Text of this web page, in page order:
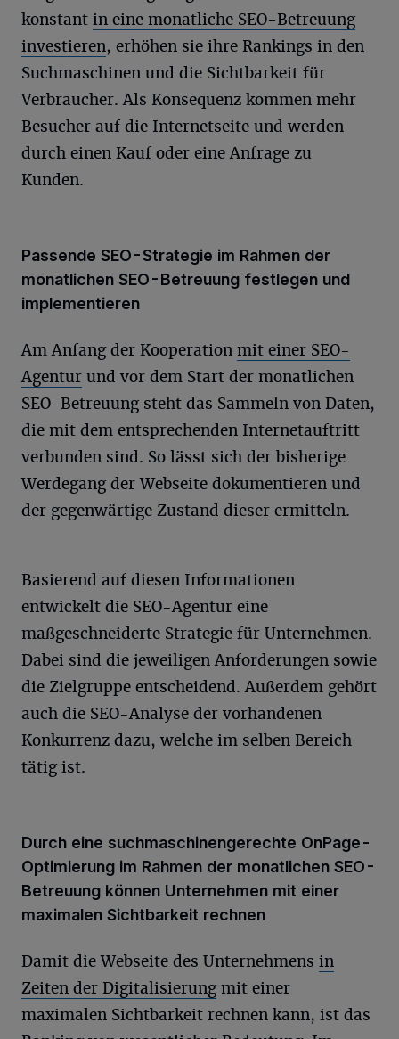
konstant in eine monatliche SEO-Betreuung
investieren, erhöhen sie ihre Rankings in den
Suchmaschinen und die Sichtbarkeit für
Verbraucher. Als Konsequenz kommen mehr
Besucher auf die Internetseite und werden
durch einen Kauf oder eine Anfrage zu
Kunden.
Passende SEO-Strategie im Rahmen der
monatlichen SEO-Betreuung festlegen und
implementieren
Am Anfang der Kooperation mit einer SEO-
Agentur und vor dem Start der monatlichen
SEO-Betreuung steht das Sammeln von Daten,
die mit dem entsprechenden Internetauftritt
verbunden sind. So lässt sich der bisherige
Werdegang der Webseite dokumentieren und
der gegenwärtige Zustand dieser ermitteln.
Basierend auf diesen Informationen
entwickelt die SEO-Agentur eine
maßgeschneiderte Strategie für Unternehmen.
Dabei sind die jeweiligen Anforderungen sowie
die Zielgruppe entscheidend. Außerdem gehört
auch die SEO-Analyse der vorhandenen
Konkurrenz dazu, welche im selben Bereich
tätig ist.
Durch eine suchmaschinengerechte OnPage-
Optimierung im Rahmen der monatlichen SEO-
Betreuung können Unternehmen mit einer
maximalen Sichtbarkeit rechnen
Damit die Webseite des Unternehmens in
Zeiten der Digitalisierungmit einer
maximalen Sichtbarkeit rechnen kann, ist das